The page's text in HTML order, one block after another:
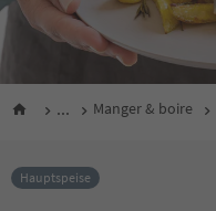
... Manger & boire
Hauptspeise